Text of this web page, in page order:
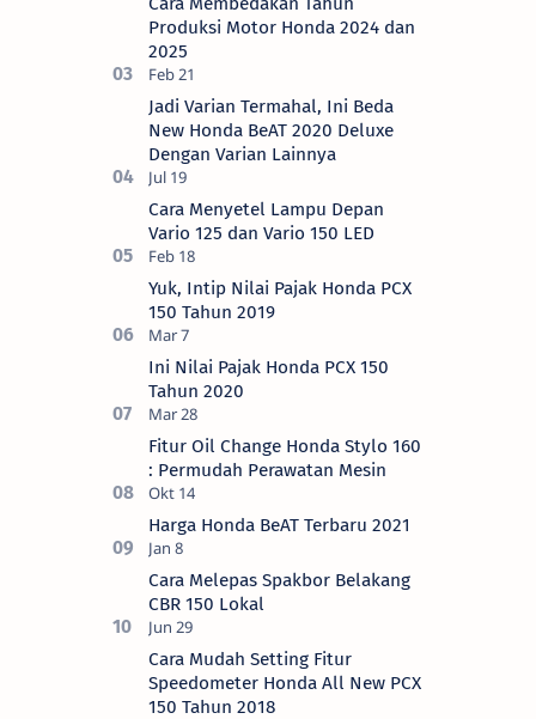
Motor (AH…
Produksi Motor Honda 2024 dan
2025
Jadi Varian Termahal, Ini Beda
New Honda BeAT 2020 Deluxe
Dengan Varian Lainnya
Cara Menyetel Lampu Depan
Vario 125 dan Vario 150 LED
Yuk, Intip Nilai Pajak Honda PCX
150 Tahun 2019
Ini Nilai Pajak Honda PCX 150
Tahun 2020
Fitur Oil Change Honda Stylo 160
: Permudah Perawatan Mesin
Harga Honda BeAT Terbaru 2021
Cara Melepas Spakbor Belakang
CBR 150 Lokal
Cara Mudah Setting Fitur
Speedometer Honda All New PCX
150 Tahun 2018